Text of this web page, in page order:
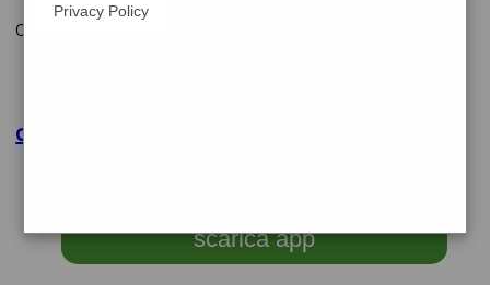
cerchiamo
clicca per maggiori dettagli
scarica app
Privacy Policy